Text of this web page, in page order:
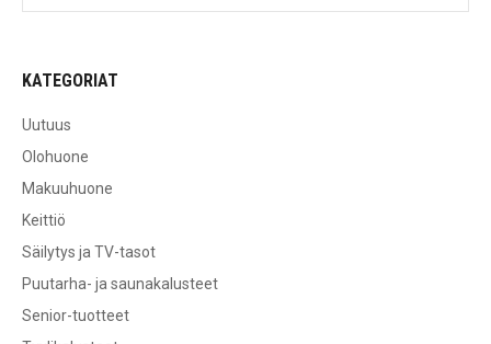
KATEGORIAT
Uutuus
Olohuone
Makuuhuone
Keittiö
Säilytys ja TV-tasot
Puutarha- ja saunakalusteet
Senior-tuotteet